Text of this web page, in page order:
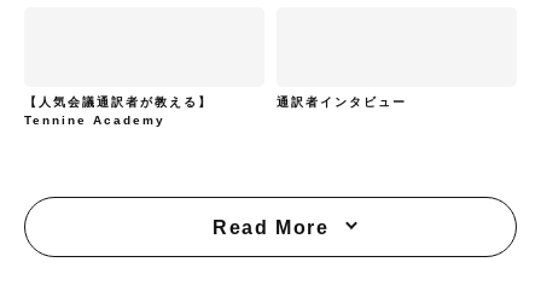
【人気会議通訳者が教える】
Tennine Academy
通訳者インタビュー
Read More